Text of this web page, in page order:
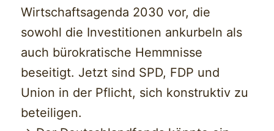
Wirtschaftsagenda 2030 vor, die
sowohl die Investitionen ankurbeln als
auch bürokratische Hemmnisse
beseitigt. Jetzt sind SPD, FDP und
Union in der Pflicht, sich konstruktiv zu
beteiligen.